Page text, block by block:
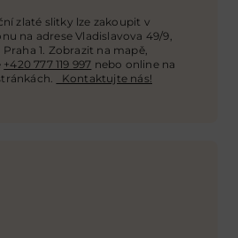
zlaté slitky lze zakoupit v
na adrese Vladislavova 49/9,
Praha 1. Zobrazit na mapě,
+420 777 119 997 nebo online na
. Kontaktujte nás!